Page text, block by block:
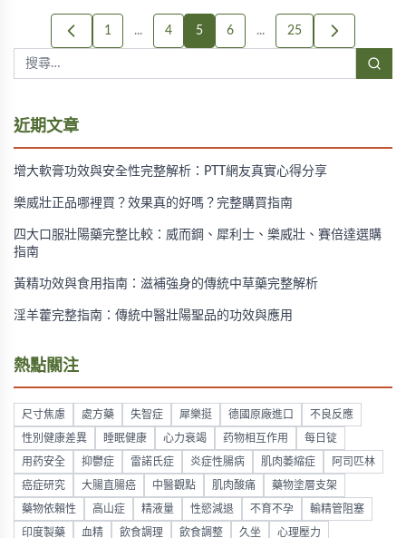
1 ... 4 5 6 ... 25
近期文章
增大軟膏功效與安全性完整解析：PTT網友真實心得分享
樂威壯正品哪裡買？效果真的好嗎？完整購買指南
四大口服壯陽藥完整比較：威而鋼、犀利士、樂威壯、賽倍達選購
指南
黃精功效與食用指南：滋補強身的傳統中草藥完整解析
淫羊藿完整指南：傳統中醫壯陽聖品的功效與應用
熱點關注
尺寸焦慮 處方藥 失智症 犀樂挺 德國原廠進口 不良反應
性別健康差異 睡眠健康 心力衰竭 药物相互作用 每日锭
用药安全 抑鬱症 雷諾氏症 炎症性腸病 肌肉萎縮症 阿司匹林
癌症研究 大腸直腸癌 中醫觀點 肌肉酸痛 藥物塗層支架
藥物依賴性 高山症 精液量 性慾減退 不育不孕 輸精管阻塞
印度製藥 血精 飲食調理 飲食調整 久坐 心理壓力